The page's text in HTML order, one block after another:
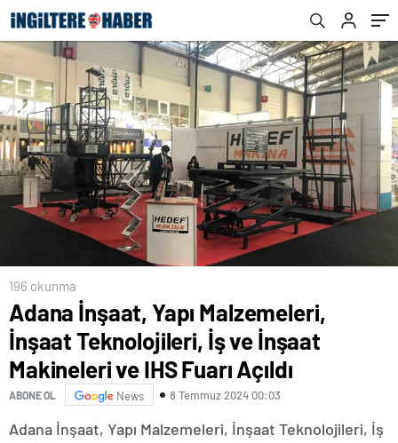
Fuarı Açıldı
196 okunma
Adana İnşaat, Yapı Malzemeleri,
İnşaat Teknolojileri, İş ve İnşaat
Makineleri ve IHS Fuarı Açıldı
ABONE OL News 8 Temmuz 2024 00:03
Adana İnşaat, Yapı Malzemeleri, İnşaat Teknolojileri, İş